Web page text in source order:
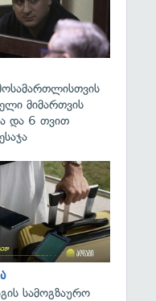
მიმართვის
და 6 თვით
სამოგზაურო